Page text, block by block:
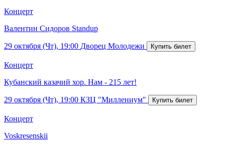
Концерт
Валентин Сидоров Standup
29 октября (Чт), 19:00 Дворец Молодежи
Концерт
Кубанский казачий хор. Нам - 215 лет!
29 октября (Чт), 19:00 КЗЦ "Миллениум"
Концерт
Voskresenskii